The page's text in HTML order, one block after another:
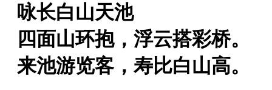
咏长白山天池
四面山环抱，浮云搭彩桥。
来池游览客，寿比白山高。